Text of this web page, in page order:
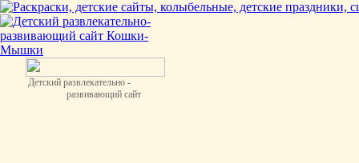
Детский развлекательно -
развивающий сайт